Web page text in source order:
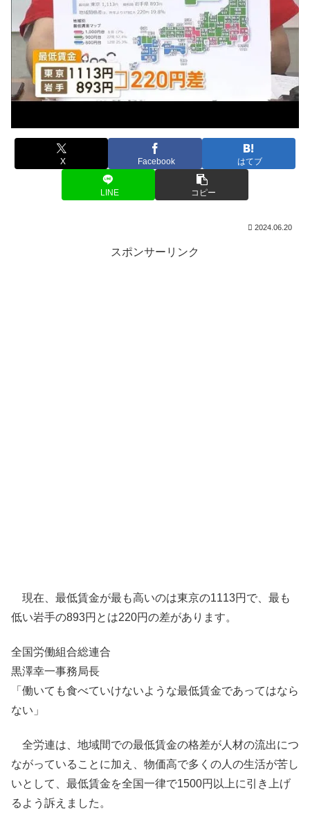
X Facebook はてブ
LINE コピー
2024.06.20
スポンサーリンク
現在、最低賃金が最も高いのは東京の1113円で、最も
低い岩手の893円とは220円の差があります。
全国労働組合総連合
黒澤幸一事務局長
「働いても食べていけないような最低賃金であってはなら
ない」
全労連は、地域間での最低賃金の格差が人材の流出につ
ながっていることに加え、物価高で多くの人の生活が苦し
いとして、最低賃金を全国一律で1500円以上に引き上げ
るよう訴えました。